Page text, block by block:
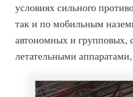
условиях сильного
так и по мобильным
автономных и
летательными